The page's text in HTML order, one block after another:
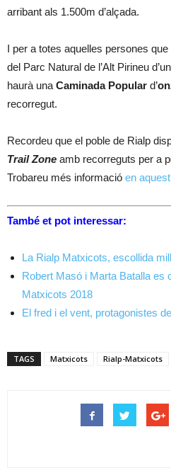
arribant als 1.500m d’alçada.
I per a totes aquelles persones
del Parc Natural de l’Alt Pirineu
haurà una Caminada Popular d’
recorregut.
Recordeu que el poble de Rialp
Trail Zone amb recorreguts per a
Trobareu més informació en
També et pot interessar:
La Rialp Matxicots, escollida
Robert Masó i Marta Batalla es
Matxicots 2018
El fred i el vent, protagonistes
TAGS Matxicots Rialp-Matxicots